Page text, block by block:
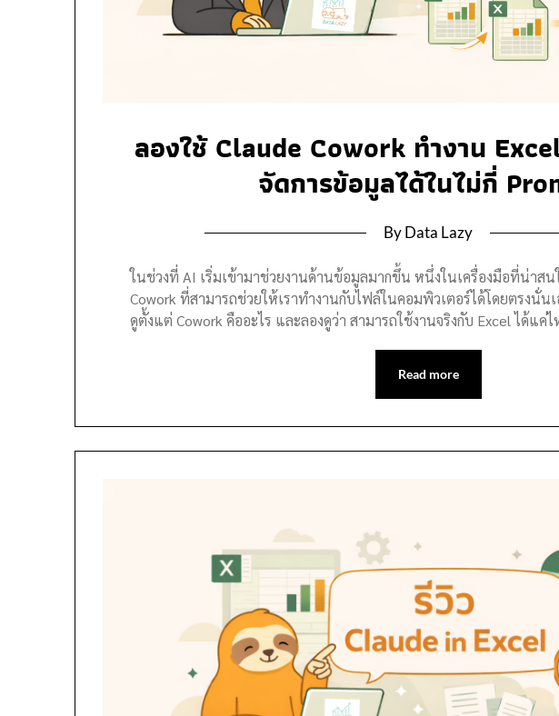
ลองใช้ Claude Cowork ทำงาน
จัดการข้อมูลได้ในไม่กี่
By Data Lazy
ในช่วงที่ AI เริ่มเข้ามาช่วยงานด้านข้อมูลมากขึ้น หนึ่งในเครื่องมือที่น่าสน
Cowork ที่สามารถช่วยให้เราทำงานกับไฟล์ในคอมพิวเตอร์ได้โดยตรงนั่น
ดูตั้งแต่ Cowork คืออะไร และลองดูว่า สามารถใช้งานจริงกับ Excel ได้แค่
Read more